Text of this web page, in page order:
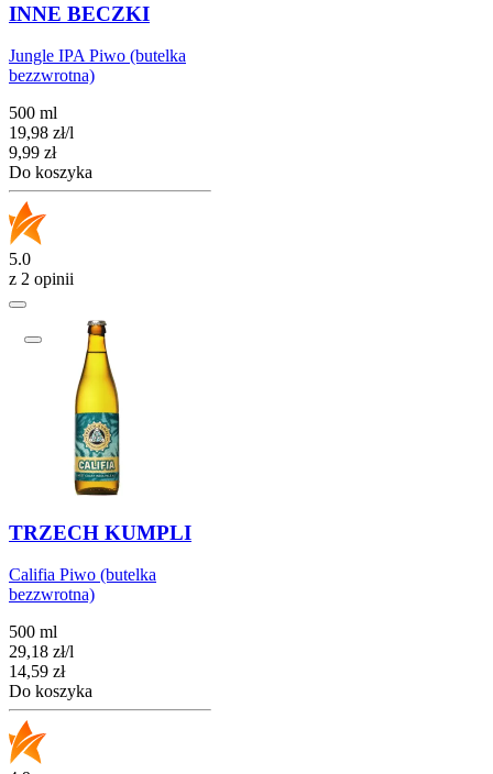
INNE BECZKI
Jungle IPA Piwo (butelka
bezzwrotna)
500 ml
19,98 zł/l
Cena
9,99 zł
Do koszyka
5.0
z 2 opinii
TRZECH KUMPLI
Califia Piwo (butelka
bezzwrotna)
500 ml
29,18 zł/l
Cena
14,59 zł
Do koszyka